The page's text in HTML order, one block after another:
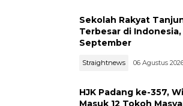
Sekolah Rakyat
Terbesar di
September
Straightnews 06 Agustus
HJK Padang ke-357,
Masuk 12 Tokoh